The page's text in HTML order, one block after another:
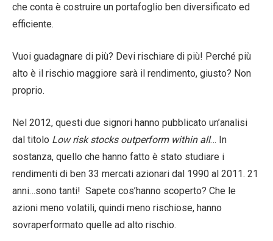
che conta è costruire un portafoglio ben diversificato ed
efficiente.
Vuoi guadagnare di più? Devi rischiare di più! Perché più
alto è il rischio maggiore sarà il rendimento, giusto? Non
proprio.
Nel 2012, questi due signori hanno pubblicato un’analisi
dal titolo Low risk stocks outperform within all… In
sostanza, quello che hanno fatto è stato studiare i
rendimenti di ben 33 mercati azionari dal 1990 al 2011. 21
anni…sono tanti! Sapete cos’hanno scoperto? Che le
azioni meno volatili, quindi meno rischiose, hanno
sovraperformato quelle ad alto rischio.